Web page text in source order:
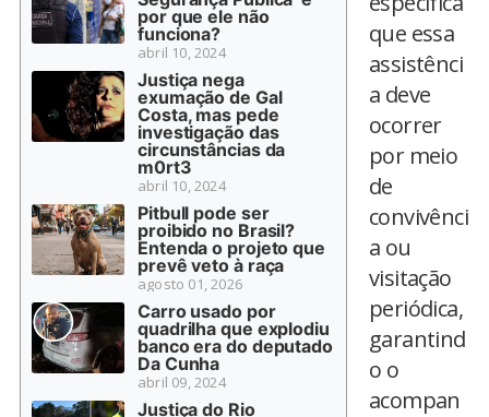
por que ele não
funciona?
abril 10, 2024
Justiça nega
exumação de Gal
Costa, mas pede
investigação das
circunstâncias da
m0rt3
abril 10, 2024
Pitbull pode ser
proibido no Brasil?
Entenda o projeto que
prevê veto à raça
agosto 01, 2026
Carro usado por
quadrilha que explodiu
banco era do deputado
Da Cunha
abril 09, 2024
Justiça do Rio
que essa
assistênci
a deve
ocorrer
por meio
de
convivênci
a ou
visitação
periódica,
garantind
o o
acompan